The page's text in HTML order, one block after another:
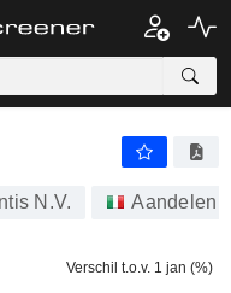
N.V. Aandelen
Verschil t.o.v. 1 jan (%)